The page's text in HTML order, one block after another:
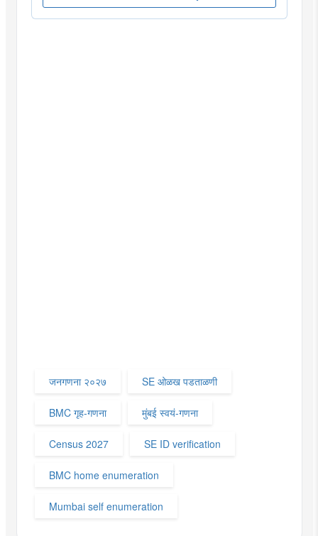
जनगणना २०२७ SE ओळख पडताळणी
BMC गृह-गणना मुंबई स्वयं-गणना
Census 2027 SE ID verification
BMC home enumeration
Mumbai self enumeration